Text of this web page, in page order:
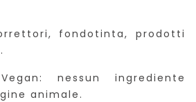
fondotinta, prodotti
nessun ingrediente
animale.